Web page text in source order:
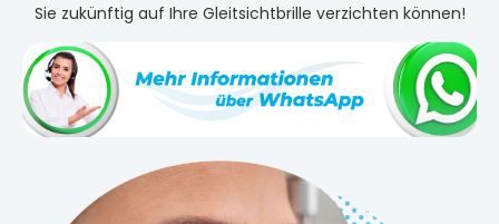
Sie zukünftig auf Ihre Gleitsichtbrille verzichten können!